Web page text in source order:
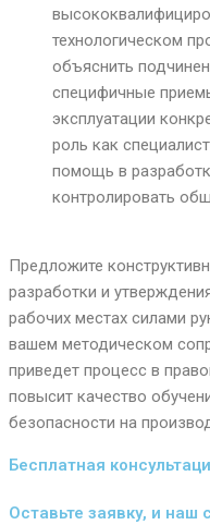
технологическом
объяснить
специфичные
эксплуатации
роль как
помощь в
контролировать
Предложите
разработки и
рабочих местах силами
вашем методическом
приведет процесс в
повысит качество
безопасности на
Бесплатная
Оставьте заявку, и наш